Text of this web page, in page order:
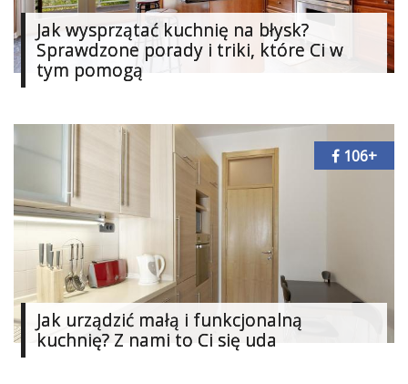
Jak wysprzątać kuchnię na błysk?
Sprawdzone porady i triki, które Ci w
tym pomogą
Jak urządzić małą i funkcjonalną
kuchnię? Z nami to Ci się uda
106+